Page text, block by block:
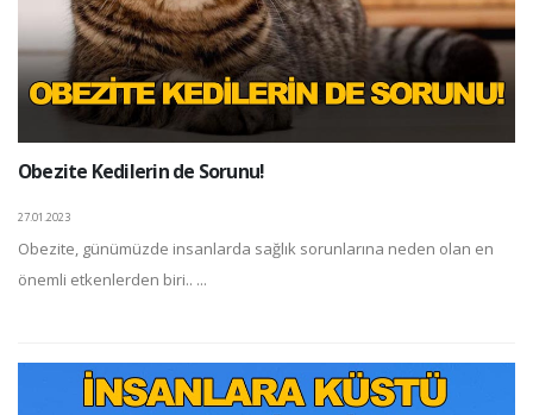
Obezite Kedilerin de Sorunu!
27.01.2023
Obezite, günümüzde insanlarda sağlık sorunlarına neden olan en
önemli etkenlerden biri.. ...